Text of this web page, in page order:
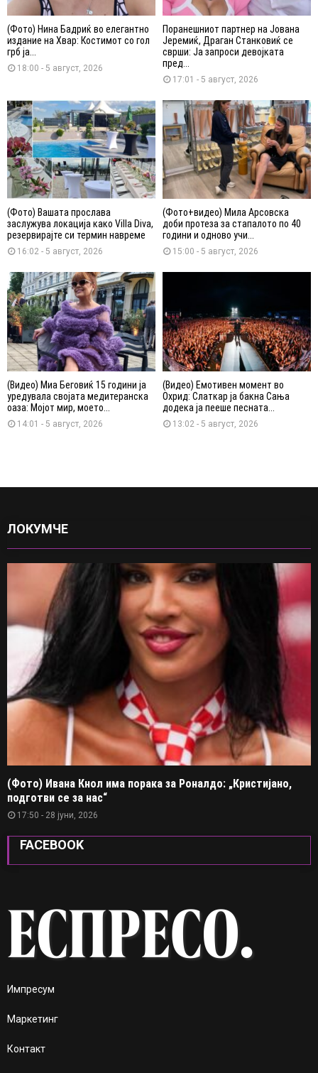
(Фото) Нина Бадриќ во елегантно
издание на Хвар: Костимот со гол
грб ја...
18:00 - 5 август, 2026
Поранешниот партнер на Јована
Јеремиќ, Драган Станковиќ се
сврши: Ја запроси девојката
пред...
17:01 - 5 август, 2026
(Фото) Вашата прослава
заслужува локација како Villa Diva,
резервирајте си термин навреме
16:02 - 5 август, 2026
(Фото+видео) Мила Арсовска
доби протеза за стапалото по 40
години и одново учи...
15:00 - 5 август, 2026
(Видео) Миа Беговиќ 15 години ја
уредувала својата медитеранска
оаза: Мојот мир, моето...
14:01 - 5 август, 2026
(Видео) Емотивен момент во
Охрид: Слаткар ја бакна Сања
додека ја пееше песната...
13:02 - 5 август, 2026
ЛОКУМЧЕ
(Фото) Ивана Кнол има порака за Роналдо: „Кристијано,
подготви се за нас“
17:50 - 28 јуни, 2026
FACEBOOK
Импресум
Маркетинг
Контакт